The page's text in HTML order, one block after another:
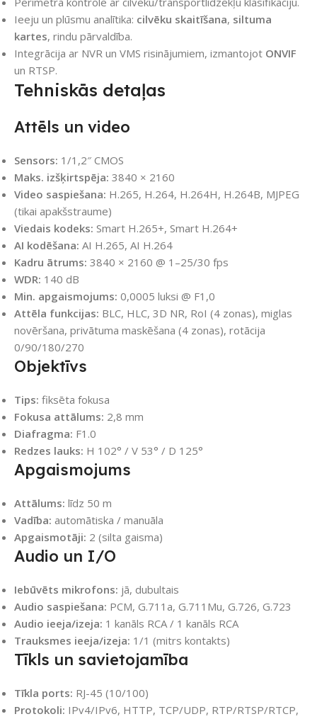
Ieeju un plūsmu analītika: cilvēku skaitīšana, siltuma
kartes, rindu pārvaldība.
Integrācija ar NVR un VMS risinājumiem, izmantojot ONVIF
un RTSP.
Tehniskās detaļas
Attēls un video
Sensors: 1/1,2″ CMOS
Maks. izšķirtspēja: 3840 × 2160
Video saspiešana: H.265, H.264, H.264H, H.264B, MJPEG
(tikai apakšstraume)
Viedais kodeks: Smart H.265+, Smart H.264+
AI kodēšana: AI H.265, AI H.264
Kadru ātrums: 3840 × 2160 @ 1–25/30 fps
WDR: 140 dB
Min. apgaismojums: 0,0005 luksi @ F1,0
Attēla funkcijas: BLC, HLC, 3D NR, RoI (4 zonas), miglas
novēršana, privātuma maskēšana (4 zonas), rotācija
0/90/180/270
Objektīvs
Tips: fiksēta fokusa
Fokusa attālums: 2,8 mm
Diafragma: F1.0
Redzes lauks: H 102° / V 53° / D 125°
Apgaismojums
Attālums: līdz 50 m
Vadība: automātiska / manuāla
Apgaismotāji: 2 (silta gaisma)
Audio un I/O
Iebūvēts mikrofons: jā, dubultais
Audio saspiešana: PCM, G.711a, G.711Mu, G.726, G.723
Audio ieeja/izeja: 1 kanāls RCA / 1 kanāls RCA
Trauksmes ieeja/izeja: 1/1 (mitrs kontakts)
Tīkls un savietojamība
Tīkla ports: RJ-45 (10/100)
Protokoli: IPv4/IPv6, HTTP, TCP/UDP, RTP/RTSP/RTCP,